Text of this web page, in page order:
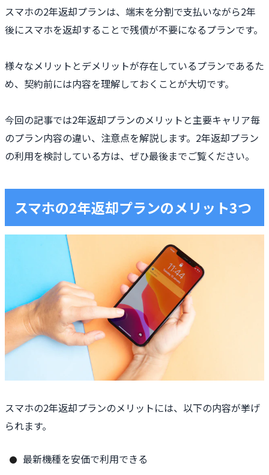
スマホの2年返却プランは、端末を分割で支払いながら2年
後にスマホを返却することで残債が不要になるプランです。
様々なメリットとデメリットが存在しているプランであるた
め、契約前には内容を理解しておくことが大切です。
今回の記事では2年返却プランのメリットと主要キャリア毎
のプラン内容の違い、注意点を解説します。2年返却プラン
の利用を検討している方は、ぜひ最後までご覧ください。
スマホの2年返却プランのメリット3つ
スマホの2年返却プランのメリットには、以下の内容が挙げ
られます。
最新機種を安価で利用できる